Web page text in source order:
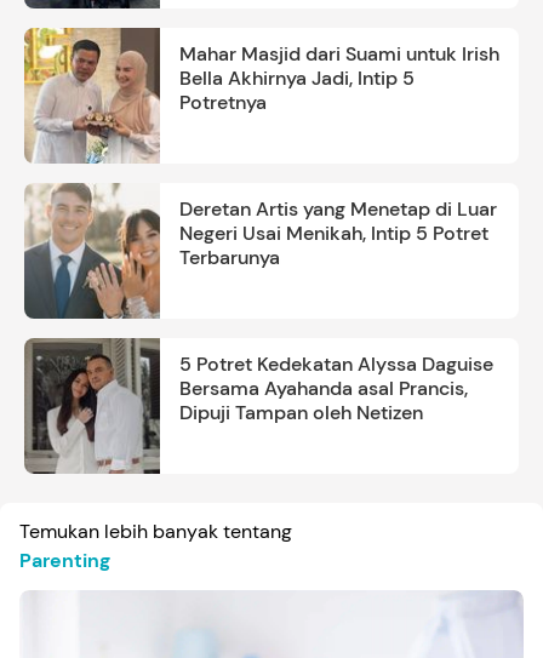
Mahar Masjid dari Suami untuk Irish
Bella Akhirnya Jadi, Intip 5
Potretnya
Deretan Artis yang Menetap di Luar
Negeri Usai Menikah, Intip 5 Potret
Terbarunya
5 Potret Kedekatan Alyssa Daguise
Bersama Ayahanda asal Prancis,
Dipuji Tampan oleh Netizen
Temukan lebih banyak tentang
Parenting